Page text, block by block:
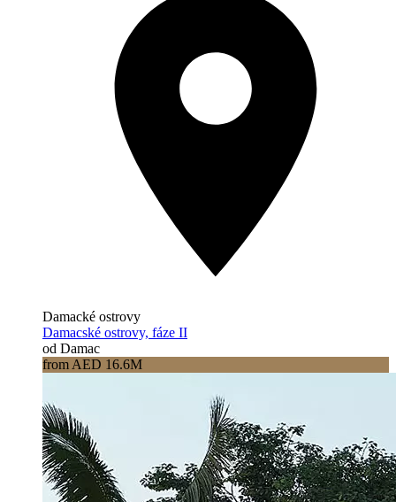
Damacké ostrovy
Damacské ostrovy, fáze II
od Damac
from AED 16.6M